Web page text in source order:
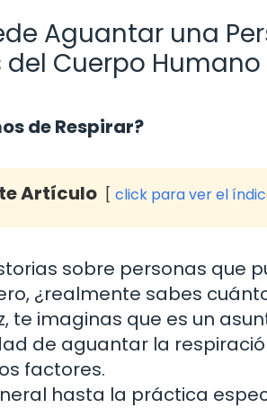
Aguantar una
Cuerpo Humano
de Respirar?
Artículo click para ver el
sobre personas que
¿realmente sabes
te imaginas que es un
de aguantar la
factores.
hasta la práctica